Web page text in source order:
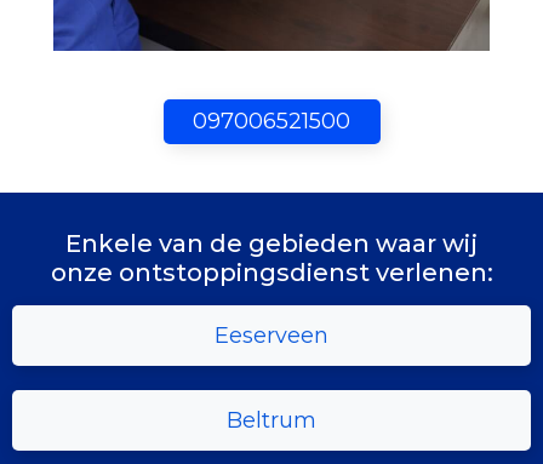
097006521500
Enkele van de gebieden waar wij
onze ontstoppingsdienst verlenen:
Eeserveen
Beltrum